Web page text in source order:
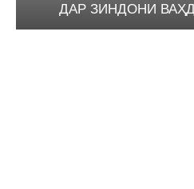
ДАР ЗИНДОНИ